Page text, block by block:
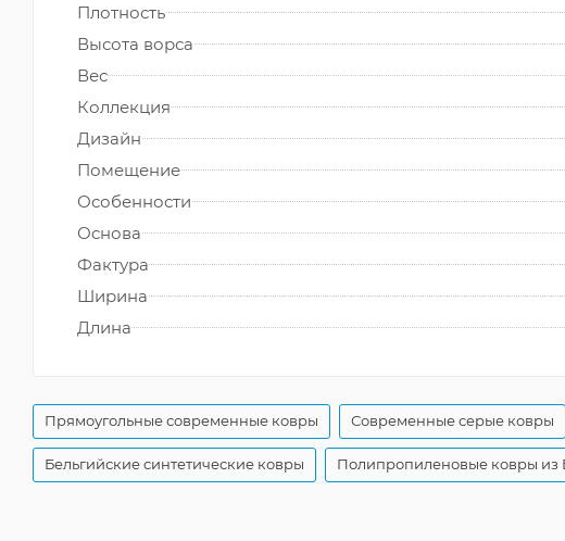
Плотность
Высота ворса
Вес
Коллекция
Дизайн
Помещение
Особенности
Основа
Фактура
Ширина
Длина
Прямоугольные современные ковры Современные серые ковры
Бельгийские синтетические ковры Полипропиленовые ковры из